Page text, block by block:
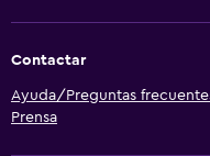
Contactar
Ayuda/Preguntas
Prensa